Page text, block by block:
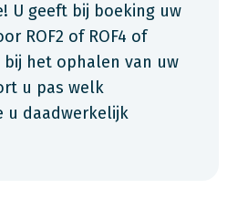
U geeft bij boeking uw
ROF2 of ROF4 of
bij het ophalen van uw
u pas welk
u daadwerkelijk